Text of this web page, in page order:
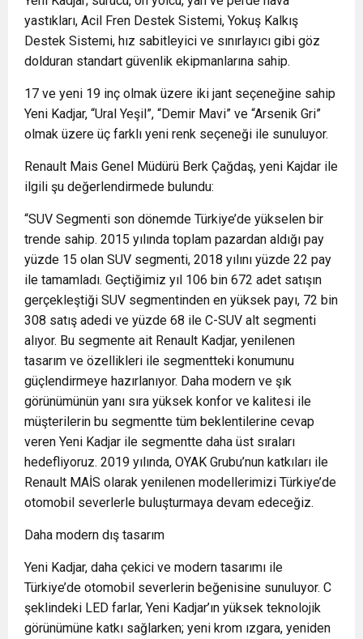
yastıkları, Acil Fren Destek Sistemi, Yokuş Kalkış
Destek Sistemi, hız sabitleyici ve sınırlayıcı gibi göz
dolduran standart güvenlik ekipmanlarına sahip.
17 ve yeni 19 inç olmak üzere iki jant seçeneğine sahip
Yeni Kadjar, “Ural Yeşil”, “Demir Mavi” ve “Arsenik Gri”
olmak üzere üç farklı yeni renk seçeneği ile sunuluyor.
Renault Mais Genel Müdürü Berk Çağdaş, yeni Kajdar ile
ilgili şu değerlendirmede bulundu:
“SUV Segmenti son dönemde Türkiye’de yükselen bir
trende sahip. 2015 yılında toplam pazardan aldığı pay
yüzde 15 olan SUV segmenti, 2018 yılını yüzde 22 pay
ile tamamladı. Geçtiğimiz yıl 106 bin 672 adet satışın
gerçekleştiği SUV segmentinden en yüksek payı, 72 bin
308 satış adedi ve yüzde 68 ile C-SUV alt segmenti
alıyor. Bu segmente ait Renault Kadjar, yenilenen
tasarım ve özellikleri ile segmentteki konumunu
güçlendirmeye hazırlanıyor. Daha modern ve şık
görünümünün yanı sıra yüksek konfor ve kalitesi ile
müşterilerin bu segmentte tüm beklentilerine cevap
veren Yeni Kadjar ile segmentte daha üst sıraları
hedefliyoruz. 2019 yılında, OYAK Grubu’nun katkıları ile
Renault MAİS olarak yenilenen modellerimizi Türkiye’de
otomobil severlerle buluşturmaya devam edeceğiz.
Daha modern dış tasarım
Yeni Kadjar, daha çekici ve modern tasarımı ile
Türkiye’de otomobil severlerin beğenisine sunuluyor. C
şeklindeki LED farlar, Yeni Kadjar’ın yüksek teknolojik
görünümüne katkı sağlarken; yeni krom ızgara, yeniden